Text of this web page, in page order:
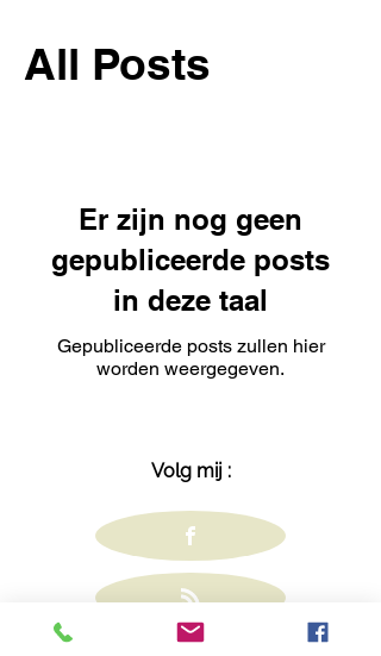
All Posts
Er zijn nog geen
gepubliceerde posts
in deze taal
Gepubliceerde posts zullen hier
worden weergegeven.
Volg mij :